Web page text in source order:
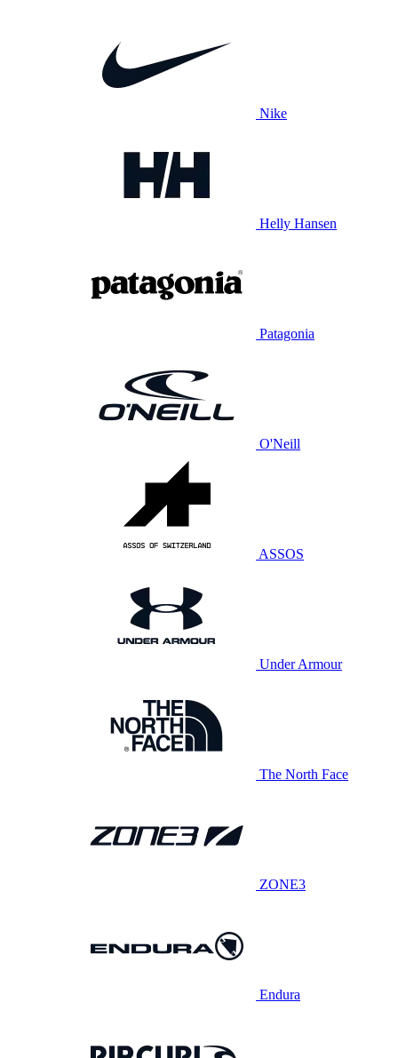
Nike
Helly Hansen
Patagonia
O'Neill
ASSOS
Under Armour
The North Face
ZONE3
Endura